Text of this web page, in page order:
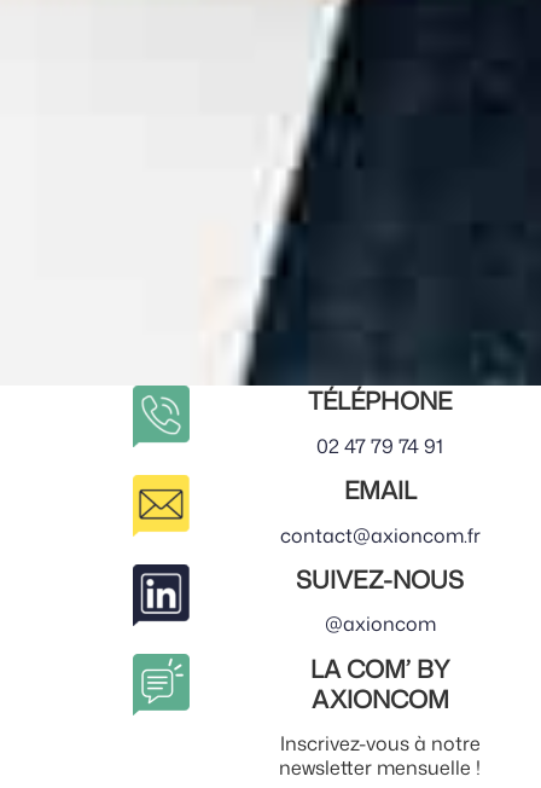
TÉLÉPHONE
02 47 79 74 91
EMAIL
contact@axioncom.fr
SUIVEZ-NOUS
@axioncom
LA COM’ BY
AXIONCOM
Inscrivez-vous à notre
newsletter mensuelle !